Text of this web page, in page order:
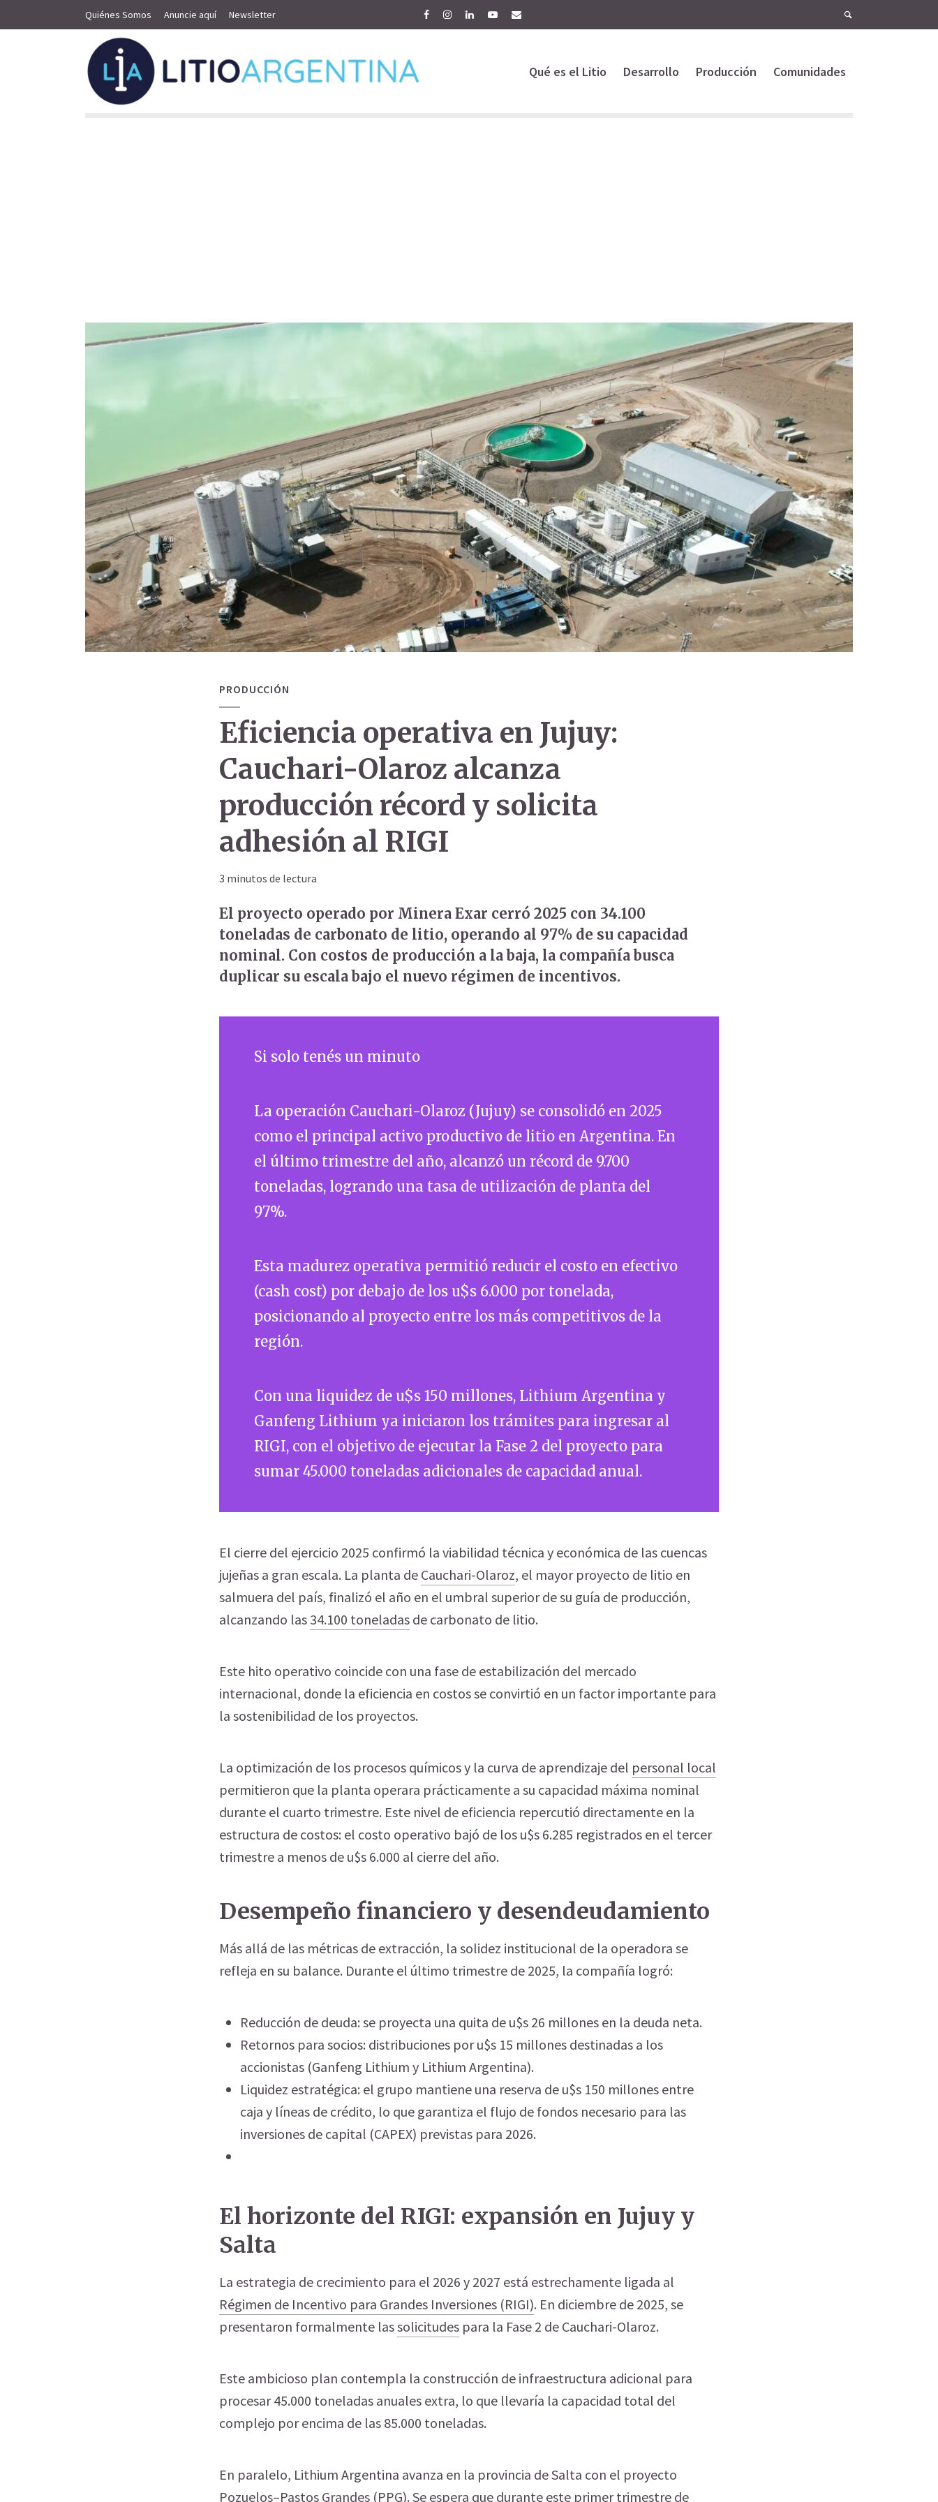
Quiénes Somos Anuncie aquí Newsletter
Qué es el Litio Desarrollo Producción Comunidades
PRODUCCIÓN
Eficiencia operativa en Jujuy:
Cauchari-Olaroz alcanza
producción récord y solicita
adhesión al RIGI
3 minutos de lectura
El proyecto operado por Minera Exar cerró 2025 con 34.100
toneladas de carbonato de litio, operando al 97% de su capacidad
nominal. Con costos de producción a la baja, la compañía busca
duplicar su escala bajo el nuevo régimen de incentivos.
Si solo tenés un minuto
La operación Cauchari-Olaroz (Jujuy) se consolidó en 2025
como el principal activo productivo de litio en Argentina. En
el último trimestre del año, alcanzó un récord de 9.700
toneladas, logrando una tasa de utilización de planta del
97%.
Esta madurez operativa permitió reducir el costo en efectivo
(cash cost) por debajo de los u$s 6.000 por tonelada,
posicionando al proyecto entre los más competitivos de la
región.
Con una liquidez de u$s 150 millones, Lithium Argentina y
Ganfeng Lithium ya iniciaron los trámites para ingresar al
RIGI, con el objetivo de ejecutar la Fase 2 del proyecto para
sumar 45.000 toneladas adicionales de capacidad anual.
El cierre del ejercicio 2025 confirmó la viabilidad técnica y económica de las cuencas
jujeñas a gran escala. La planta de Cauchari-Olaroz, el mayor proyecto de litio en
salmuera del país, finalizó el año en el umbral superior de su guía de producción,
alcanzando las 34.100 toneladas de carbonato de litio.
Este hito operativo coincide con una fase de estabilización del mercado
internacional, donde la eficiencia en costos se convirtió en un factor importante para
la sostenibilidad de los proyectos.
La optimización de los procesos químicos y la curva de aprendizaje del personal local
permitieron que la planta operara prácticamente a su capacidad máxima nominal
durante el cuarto trimestre. Este nivel de eficiencia repercutió directamente en la
estructura de costos: el costo operativo bajó de los u$s 6.285 registrados en el tercer
trimestre a menos de u$s 6.000 al cierre del año.
Desempeño financiero y desendeudamiento
Más allá de las métricas de extracción, la solidez institucional de la operadora se
refleja en su balance. Durante el último trimestre de 2025, la compañía logró:
Reducción de deuda: se proyecta una quita de u$s 26 millones en la deuda neta.
Retornos para socios: distribuciones por u$s 15 millones destinadas a los
accionistas (Ganfeng Lithium y Lithium Argentina).
Liquidez estratégica: el grupo mantiene una reserva de u$s 150 millones entre
caja y líneas de crédito, lo que garantiza el flujo de fondos necesario para las
inversiones de capital (CAPEX) previstas para 2026.
El horizonte del RIGI: expansión en Jujuy y
Salta
La estrategia de crecimiento para el 2026 y 2027 está estrechamente ligada al
Régimen de Incentivo para Grandes Inversiones (RIGI). En diciembre de 2025, se
presentaron formalmente lassolicitudes para la Fase 2 de Cauchari-Olaroz.
Este ambicioso plan contempla la construcción de infraestructura adicional para
procesar 45.000 toneladas anuales extra, lo que llevaría la capacidad total del
complejo por encima de las 85.000 toneladas.
En paralelo, Lithium Argentina avanza en la provincia de Salta con el proyecto
Pozuelos–Pastos Grandes (PPG). Se espera que durante este primer trimestre de